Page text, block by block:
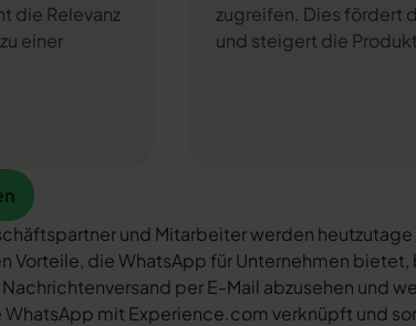
die Relevanz
einer
zugreifen. Dies fördert
und steigert die
und Mitarbeiter werden
Vorteile, die WhatsApp für Unternehmen
per E-Mail abzusehen und
mit Experience.com verknüpft und